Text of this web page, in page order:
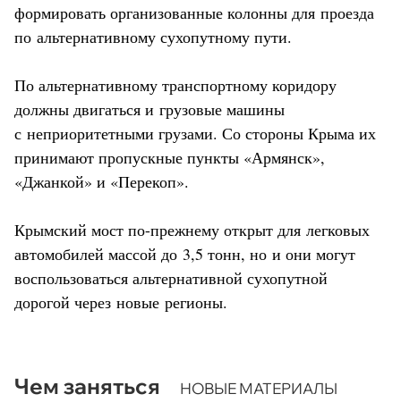
формировать организованные колонны для проезда
по альтернативному сухопутному пути.
По альтернативному транспортному коридору
должны двигаться и грузовые машины
с неприоритетными грузами. Со стороны Крыма их
принимают пропускные пункты «Армянск»,
«Джанкой» и «Перекоп».
Крымский мост по-прежнему открыт для легковых
автомобилей массой до 3,5 тонн, но и они могут
воспользоваться альтернативной сухопутной
дорогой через новые регионы.
Чем заняться НОВЫЕ МАТЕРИАЛЫ